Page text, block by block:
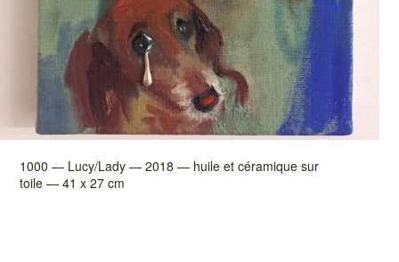
1000 — Lucy/Lady — 2018 — huile et céramique sur
toile — 41 x 27 cm